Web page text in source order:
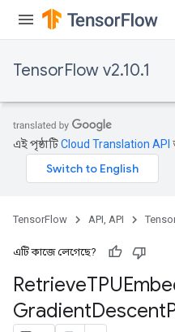
TensorFlow v2.10.1
এই পৃষ্ঠাটিCloud Translation API
TensorFlow API, API
এটি কাজে লেগেছে?
Retrieve
GradientDescent